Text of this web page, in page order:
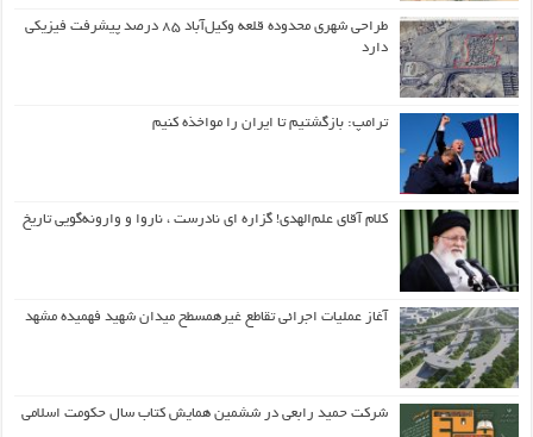
طراحی شهری محدوده قلعه وکیل‌آباد ۸۵ درصد پیشرفت فیزیکی
دارد
ترامپ: بازگشتیم تا ایران را مواخذه کنیم
کلام آقای علم‌الهدی! گزاره ای نادرست ، ناروا و وارونه‌گویی تاریخ
آغاز عملیات اجرائی تقاطع غیرهمسطح میدان شهید فهمیده مشهد
شرکت حمید رابعی در ششمین همایش کتاب سال حکومت اسلامی